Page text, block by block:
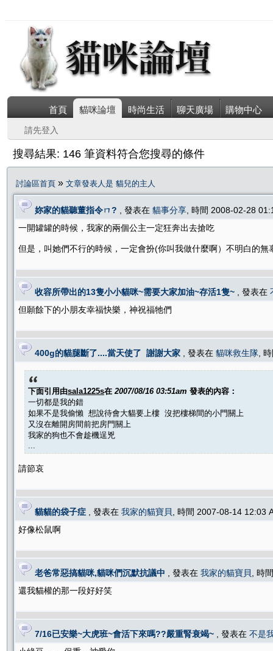
首頁 貓咪論壇 時尚生活 聊天廣場 購物中心
請先登入
搜尋結果: 146 筆資料符合您搜尋的條件
討論區首頁 » 文章發表人是 貓兒的主人
妳家的貓聽董指令ㄇ? , 發表在 貓事分享 , 時間 2008-02-28
一開罐罐的時候，我家的兩個公主一定狂奔出去搶吃
但是，叫她們不行的時候，一定會扮(你叫我做什麼啊）不明白的無
收容所帶出的13隻小小貓咪~需要大家加油~存活1隻~ , 發表在
但願餘下的小朋友幸福快樂，神祝福牠們
400g的貓腿斷了....當天使了 謝謝大家 , 發表在 貓咪救生隊 ,
下面引用由sala1225s在 2007/08/16 03:51am 發表的內容：
一切都是我的錯
如果不是我偷懶 想說待會大貓要上樓 沒把樓梯間的小門關上
又沒在離開房間前把房門關上
我家的狗也不會趁機逞兇
請節哀
貓貓的袋子症 , 發表在 我家的貓寶貝
, 時間 2007-08-14 12:03
好像松鼠啊
老爸常惡搞貓咪,貓咪們沉默抗議中 , 發表在 我家的貓寶貝
, 時
還我貓權的那一段好好笑
7/16已安樂~大虎班~會活下來嗎??嚴重腎衰竭~ , 發表在 不是